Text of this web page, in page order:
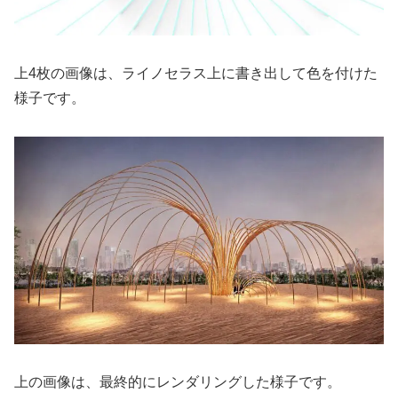
上4枚の画像は、ライノセラス上に書き出して色を付けた
様子です。
上の画像は、最終的にレンダリングした様子です。